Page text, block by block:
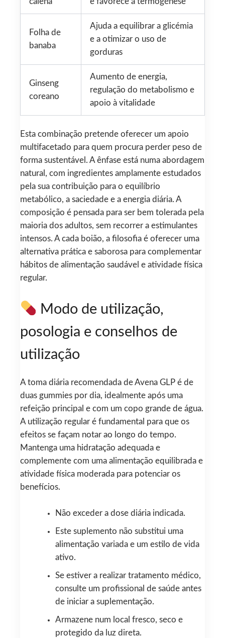
Folha de
banaba
Ajuda a equilibrar a glicémia
e a otimizar o uso de
gorduras
Ginseng
coreano
Aumento de energia,
regulação do metabolismo e
apoio à vitalidade
Esta combinação pretende oferecer um apoio
multifacetado para quem procura perder peso de
forma sustentável. A ênfase está numa abordagem
natural, com ingredientes amplamente estudados
pela sua contribuição para o equilíbrio
metabólico, a saciedade e a energia diária. A
composição é pensada para ser bem tolerada pela
maioria dos adultos, sem recorrer a estimulantes
intensos. A cada boião, a filosofia é oferecer uma
alternativa prática e saborosa para complementar
hábitos de alimentação saudável e atividade física
regular.
Modo de utilização,
posologia e conselhos de
utilização
A toma diária recomendada de Avena GLP é de
duas gummies por dia, idealmente após uma
refeição principal e com um copo grande de água.
A utilização regular é fundamental para que os
efeitos se façam notar ao longo do tempo.
Mantenga uma hidratação adequada e
complemente com uma alimentação equilibrada e
atividade física moderada para potenciar os
benefícios.
Não exceder a dose diária indicada.
Este suplemento não substitui uma
alimentação variada e um estilo de vida
ativo.
Se estiver a realizar tratamento médico,
consulte um profissional de saúde antes
de iniciar a suplementação.
Armazene num local fresco, seco e
protegido da luz direta.